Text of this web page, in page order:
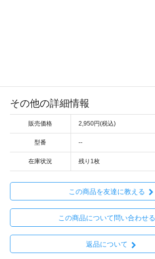
その他の詳細情報
販売価格 2,950円(税込)
型番 --
在庫状況 残り1枚
この商品を友達に教える
この商品について問い合わせる
返品について